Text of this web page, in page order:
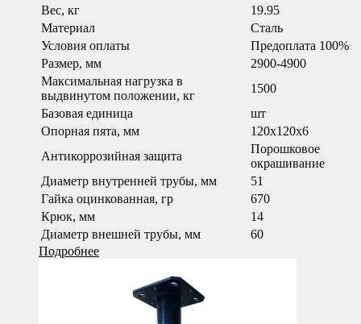
Вес, кг
19.95
Материал
Сталь
Условия оплаты
Предоплата 100%
Размер, мм
2900-4900
Максимальная нагрузка в
выдвинутом положении, кг
1500
Базовая единица
шт
Опорная пята, мм
120x120x6
Антикоррозийная защита
Порошковое
окрашивание
Диаметр внутренней трубы, мм
51
Гайка оцинкованная, гр
670
Крюк, мм
14
Диаметр внешней трубы, мм
60
Подробнее